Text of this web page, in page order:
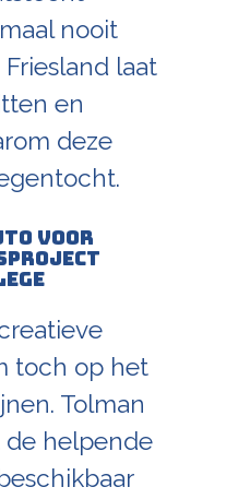
nooit
laat
en
deze
voor
toch op het
Tolman
helpende